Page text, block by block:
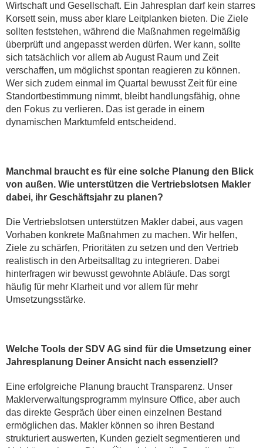
Wirtschaft und Gesellschaft. Ein Jahresplan darf kein starres
Korsett sein, muss aber klare Leitplanken bieten. Die Ziele
sollten feststehen, während die Maßnahmen regelmäßig
überprüft und angepasst werden dürfen. Wer kann, sollte
sich tatsächlich vor allem ab August Raum und Zeit
verschaffen, um möglichst spontan reagieren zu können.
Wer sich zudem einmal im Quartal bewusst Zeit für eine
Standortbestimmung nimmt, bleibt handlungsfähig, ohne
den Fokus zu verlieren. Das ist gerade in einem
dynamischen Marktumfeld entscheidend.
Manchmal braucht es für eine solche Planung den Blick
von außen. Wie unterstützen die Vertriebslotsen Makler
dabei, ihr Geschäftsjahr zu planen?
Die Vertriebslotsen unterstützen Makler dabei, aus vagen
Vorhaben konkrete Maßnahmen zu machen. Wir helfen,
Ziele zu schärfen, Prioritäten zu setzen und den Vertrieb
realistisch in den Arbeitsalltag zu integrieren. Dabei
hinterfragen wir bewusst gewohnte Abläufe. Das sorgt
häufig für mehr Klarheit und vor allem für mehr
Umsetzungsstärke.
Welche Tools der SDV AG sind für die Umsetzung einer
Jahresplanung Deiner Ansicht nach essenziell?
Eine erfolgreiche Planung braucht Transparenz. Unser
Maklerverwaltungsprogramm myInsure Office, aber auch
das direkte Gespräch über einen einzelnen Bestand
ermöglichen das. Makler können so ihren Bestand
strukturiert auswerten, Kunden gezielt segmentieren und